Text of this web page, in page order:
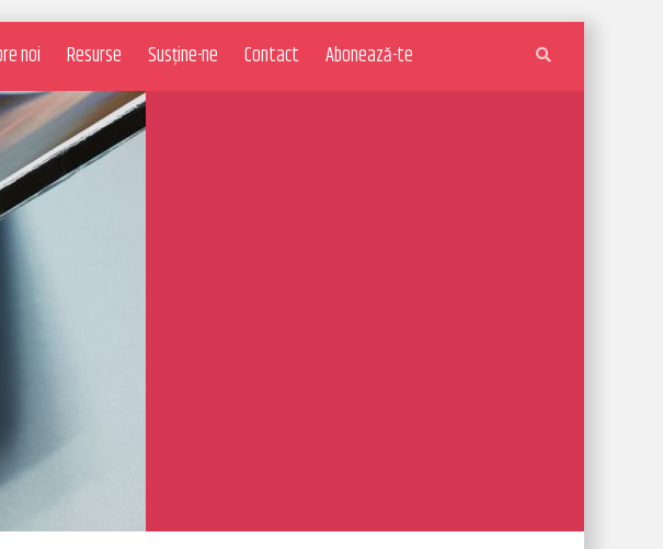
noi Resurse Susține-ne Contact Abonează-te